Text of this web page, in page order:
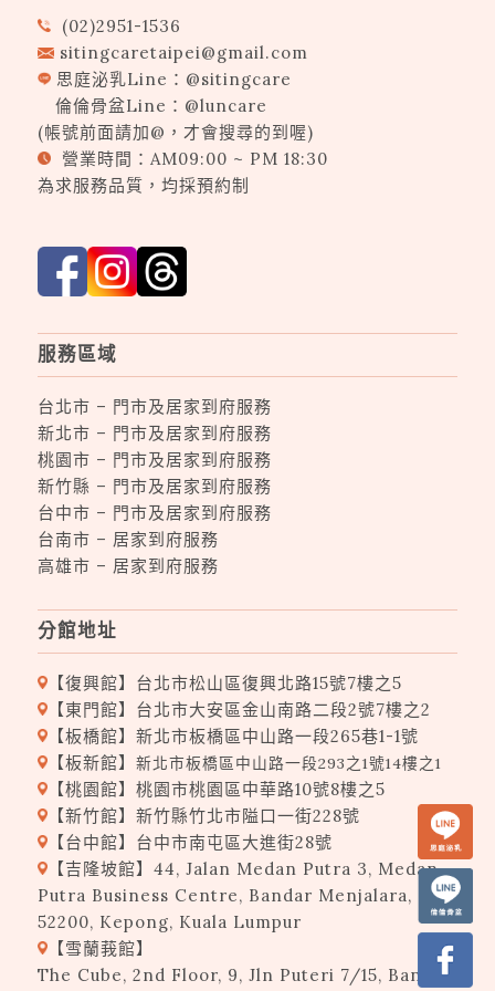
(02)2951-1536
sitingcaretaipei@gmail.com
思庭泌乳Line： @sitingcare
倫倫骨盆Line： @luncare
(帳號前面請加@，才會搜尋的到喔)
營業時間：AM09:00 ~ PM 18:30
為求服務品質，均採預約制
服務區域
台北市 – 門市及居家到府服務
新北市 – 門市及居家到府服務
桃園市 – 門市及居家到府服務
新竹縣 – 門市及居家到府服務
台中市 – 門市及居家到府服務
台南市 – 居家到府服務
高雄市 – 居家到府服務
分館地址
【復興館】台北市松山區復興北路15號7樓之5
【東門館】台北市大安區金山南路二段2號7樓之2
【板橋館】新北市板橋區中山路一段265巷1-1號
【板新館】 新北市板橋區中山路一段293之1號14樓之1
【桃園館】桃園市桃園區中華路10號8樓之5
【新竹館】新竹縣竹北市隘口一街228號
【台中館】台中市南屯區大進街28號
【吉隆坡館】44, Jalan Medan Putra 3, Medan
Putra Business Centre, Bandar Menjalara,
52200, Kepong, Kuala Lumpur
【雪蘭莪館】
The Cube, 2nd Floor, 9, Jln Puteri 7/15, Bandar